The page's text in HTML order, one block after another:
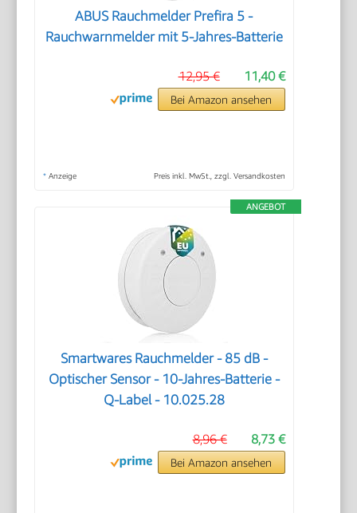
ABUS Rauchmelder Prefira 5 -
Rauchwarnmelder mit 5-Jahres-Batterie
11,40 €
12,95 €
Bei Amazon ansehen
* Anzeige Preis inkl. MwSt., zzgl. Versandkosten
ANGEBOT
Smartwares Rauchmelder - 85 dB -
Optischer Sensor - 10-Jahres-Batterie -
Q-Label - 10.025.28
8,73 €
8,96 €
Bei Amazon ansehen